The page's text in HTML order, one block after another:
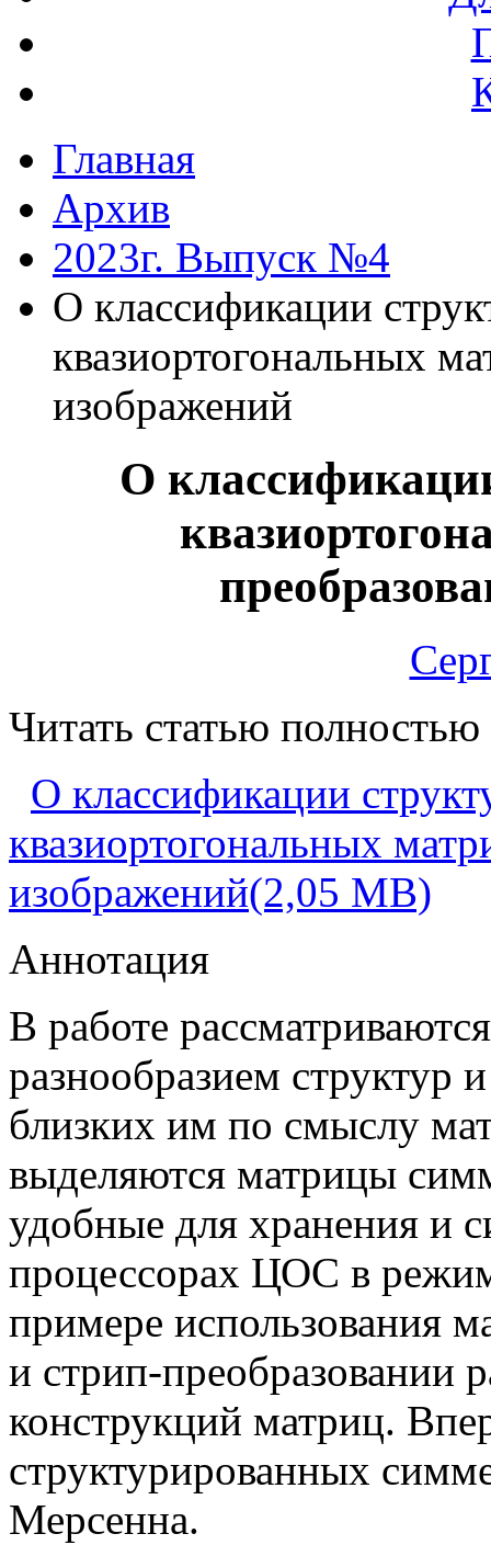
Главная
Архив
2023г. Выпуск №4
О классификации
квазиортогональных
изображений
О
Читать статью полностью
О классификации
квазиортогональных
изображений(2,05 MB)
Аннотация
В работе
разнообразием структур
близких им по смыслу
выделяются матрицы
удобные для хранения и
процессорах ЦОС в
примере использования
и стрип-преобразовании
конструкций матриц.
структурированных
Мерсенна.